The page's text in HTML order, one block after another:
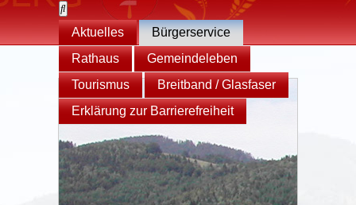
Aktuelles
Bürgerservice
Rathaus
Gemeindeleben
Tourismus
Breitband / Glasfaser
Erklärung zur Barrierefreiheit